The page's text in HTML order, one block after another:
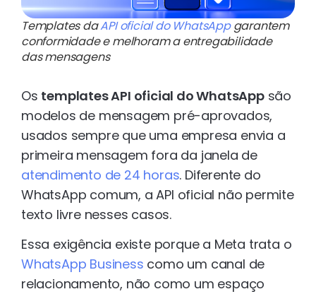
Templates daAPI oficial do WhatsAppgarantem
conformidade e melhoram a entregabilidade
das mensagens
Os templates API oficial do WhatsAppsão
modelos de mensagem pré-aprovados,
usados sempre que uma empresa envia a
primeira mensagem fora da janela de
atendimento de 24 horas. Diferente do
WhatsApp comum, a API oficial não permite
texto livre nesses casos.
Essa exigência existe porque a Meta trata o
WhatsApp Business como um canal de
relacionamento, não como um espaço